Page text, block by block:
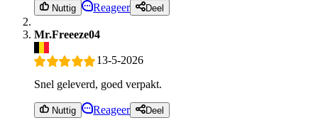
Nuttig Reageer Deel
Mr.Freeeze04
13-5-2026
Snel geleverd, goed verpakt.
Nuttig Reageer Deel